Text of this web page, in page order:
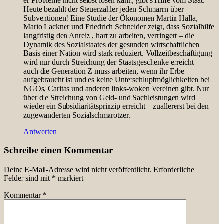
Heute bezahlt der Steuerzahler jeden Schmarrn über
Subventionen! Eine Studie der Ökonomen Martin Halla,
Mario Lackner und Friedrich Schneider zeigt, dass Sozialhilfe
langfristig den Anreiz , hart zu arbeiten, verringert – die
Dynamik des Sozialstaates der gesunden wirtschaftlichen
Basis einer Nation wird stark reduziert. Vollzeitbeschäftigung
wird nur durch Streichung der Staatsgeschenke erreicht –
auch die Generation Z muss arbeiten, wenn ihr Erbe
aufgebraucht ist und es keine Unterschlupfmöglichkeiten bei
NGOs, Caritas und anderen links-woken Vereinen gibt. Nur
über die Streichung von Geld- und Sachleistungen wird
wieder ein Subsidiaritätsprinzip erreicht – zuallererst bei den
zugewanderten Sozialschmarotzer.
Antworten
Schreibe einen Kommentar
Deine E-Mail-Adresse wird nicht veröffentlicht. Erforderliche
Felder sind mit * markiert
Kommentar *